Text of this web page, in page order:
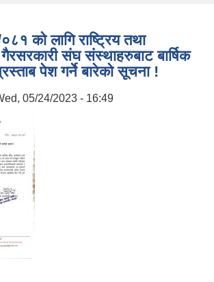
को लागि राष्ट्रिय तथा
संघ संस्थाहरुबाट बार्षिक
पेश गर्ने बारेको सूचना !
05/24/2023 - 16:49